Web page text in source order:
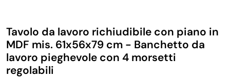
CASA E PERSONA
Tavolo da lavoro richiudibile con piano in
MDF mis. 61x56x79 cm - Banchetto da
lavoro pieghevole con 4 morsetti
regolabili